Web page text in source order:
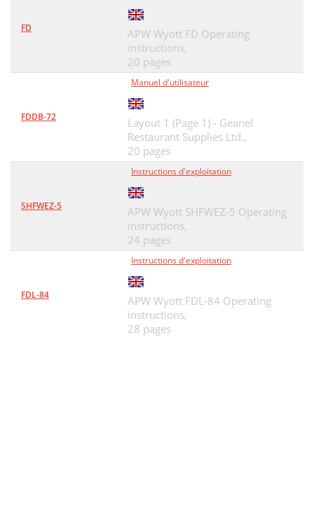
FD
APW Wyott FD Operating
instructions,
20 pages
FDDB-72
Manuel d'utilisateur
Layout 1 (Page 1) - Geanel
Restaurant Supplies Ltd.,
20 pages
SHFWEZ-5
Instructions d'exploitation
APW Wyott SHFWEZ-5 Operating
instructions,
24 pages
FDL-84
Instructions d'exploitation
APW Wyott FDL-84 Operating
instructions,
28 pages